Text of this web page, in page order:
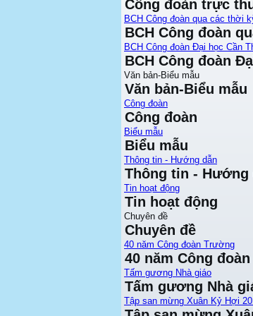
Công đoàn trực
BCH Công đoàn qua các thời
BCH Công đoàn
BCH Công đoàn Đại học Cần
BCH Công đoàn
Văn bản-Biểu mẫu
Văn bản-Biểu mẫu
Công đoàn
Công đoàn
Biểu mẫu
Biểu mẫu
Thông tin - Hướng dẫn
Thông tin - Hướng
Tin hoạt động
Tin hoạt động
Chuyên đề
Chuyên đề
40 năm Công đoàn Trường
40 năm Công
Tấm gương Nhà giáo
Tấm gương Nhà
Tập san mừng Xuân Kỷ Hợi